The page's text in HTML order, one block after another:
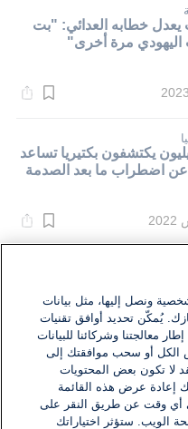
يعدل خطابه العدائي: "بت
مرة أخرى"
يكتشفون بكتيريا تساعد
اضطراب ما بعد الصدمة
علاج بالعالم
اضطراب ما بعد صدمات
ونصل إليها، مثل بيانات
يُمكّن تحديد أوافق تقنيات
معالجتنا وشركائنا للبيانات
الكل أو سحب موافقتك إلى
لا تكون بعض المحتويات
إعادة عرض هذه القائمة
أي وقت عن طريق النقر على
الويب. ستؤثر اختياراتك